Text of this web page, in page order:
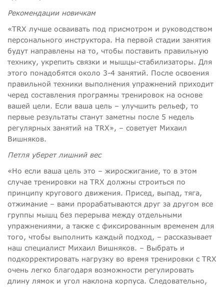
Рекомендации новичкам
«TRX лучше осваивать под присмотром и руководством
персонального инструктора. На первой стадии занятия
будут направлены на то, чтобы поставить правильную
технику, укрепить связки и мышцы-стабилизаторы. Для
этого понадобятся около 3-4 занятий. После освоения
правильной техники выполнения упражнений приходит
черед составления программы тренировок на основе
вашей цели. Если ваша цель – улучшить рельеф, то
первые результаты станут заметны после 5 недель
регулярных занятий на TRX», – советует Михаил
Вишняков.
Петля уберет лишний вес
«Но если ваша цель это – жиросжигание, то в этом
случае тренировки на TRX должны строиться по
принципу кругового движения. Присед, выпад, тяга,
отжимание – вами прорабатываются друг за другом все
группы мышц без перерыва между отдельными
упражнениями, а также с фиксированным временем для
того, чтобы выполнить каждый подход, – рассказывает
наш специалист Михаил Вишняков. – Выбрать и
подкорректировать нагрузку во время тренировки с TRX
очень легко благодаря возможности регулировать
длину лямок и угол наклона корпуса. Следовательно,